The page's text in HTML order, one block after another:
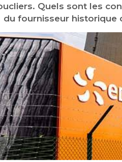
Quels sont les
du fournisseur historique